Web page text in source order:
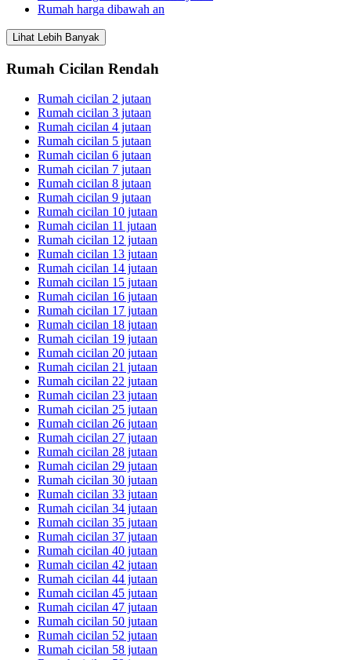
Rumah harga dibawah an
Lihat Lebih Banyak
Rumah Cicilan Rendah
Rumah cicilan 2 jutaan
Rumah cicilan 3 jutaan
Rumah cicilan 4 jutaan
Rumah cicilan 5 jutaan
Rumah cicilan 6 jutaan
Rumah cicilan 7 jutaan
Rumah cicilan 8 jutaan
Rumah cicilan 9 jutaan
Rumah cicilan 10 jutaan
Rumah cicilan 11 jutaan
Rumah cicilan 12 jutaan
Rumah cicilan 13 jutaan
Rumah cicilan 14 jutaan
Rumah cicilan 15 jutaan
Rumah cicilan 16 jutaan
Rumah cicilan 17 jutaan
Rumah cicilan 18 jutaan
Rumah cicilan 19 jutaan
Rumah cicilan 20 jutaan
Rumah cicilan 21 jutaan
Rumah cicilan 22 jutaan
Rumah cicilan 23 jutaan
Rumah cicilan 25 jutaan
Rumah cicilan 26 jutaan
Rumah cicilan 27 jutaan
Rumah cicilan 28 jutaan
Rumah cicilan 29 jutaan
Rumah cicilan 30 jutaan
Rumah cicilan 33 jutaan
Rumah cicilan 34 jutaan
Rumah cicilan 35 jutaan
Rumah cicilan 37 jutaan
Rumah cicilan 40 jutaan
Rumah cicilan 42 jutaan
Rumah cicilan 44 jutaan
Rumah cicilan 45 jutaan
Rumah cicilan 47 jutaan
Rumah cicilan 50 jutaan
Rumah cicilan 52 jutaan
Rumah cicilan 58 jutaan